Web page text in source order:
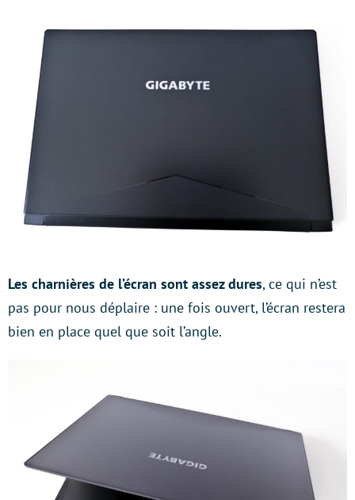
Les charnières de l’écran sont assez dures, ce qui n’est
pas pour nous déplaire : une fois ouvert, l’écran restera
bien en place quel que soit l’angle.